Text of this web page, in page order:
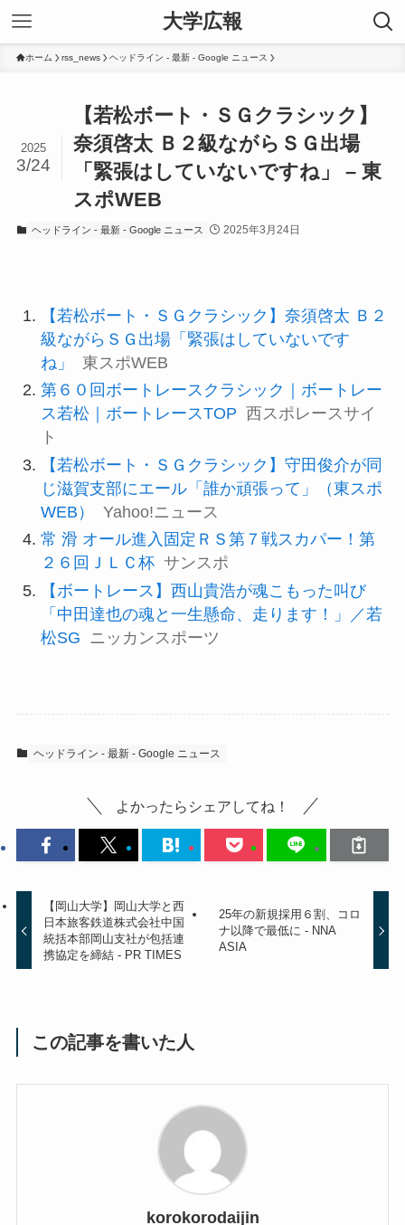
大学広報
ホーム rss_news ヘッドライン - 最新 - Google ニュース
【若松ボート・ＳＧクラシック】
奈須啓太 Ｂ２級ながらＳＧ出場
「緊張はしていないですね」 – 東
スポWEB
2025
3/24
ヘッドライン - 最新 - Google ニュース 2025年3月24日
【若松ボート・ＳＧクラシック】奈須啓太 Ｂ２
級ながらＳＧ出場「緊張はしていないです
ね」
東スポWEB
第６０回ボートレースクラシック｜ボートレー
ス若松｜ボートレースTOP 西スポレースサイ
ト
【若松ボート・ＳＧクラシック】守田俊介が同
じ滋賀支部にエール「誰か頑張って」（東スポ
WEB）
Yahoo!ニュース
常 滑 オール進入固定ＲＳ第７戦スカパー！第
２６回ＪＬＣ杯 サンスポ
【ボートレース】西山貴浩が魂こもった叫び
「中田達也の魂と一生懸命、走ります！」／若
松SG ニッカンスポーツ
ヘッドライン - 最新 - Google ニュース
よかったらシェアしてね！
【岡山大学】岡山大学と西
日本旅客鉄道株式会社中国
統括本部岡山支社が包括連
携協定を締結 - PR TIMES
25年の新規採用６割、コロ
ナ以降で最低に - NNA
ASIA
この記事を書いた人
korokorodaijin